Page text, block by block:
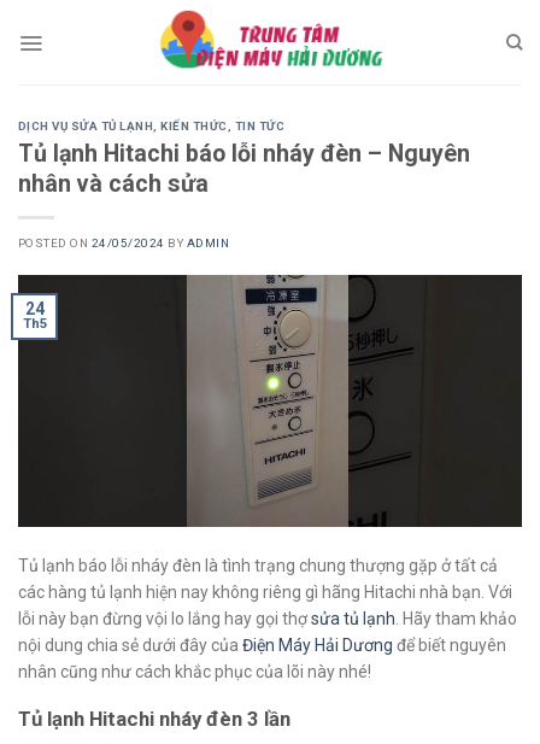
DỊCH VỤ SỬA TỦ LẠNH ,KIẾN THỨC TIN TỨC
Tủ lạnh Hitachi báo lỗi nháy đèn – Nguyên
nhân và cách sửa
POSTED ON 24/05/2024 BY ADMIN
24
Th5
Tủ lạnh báo lỗi nháy đèn là tình trạng chung thượng gặp ở tất cả
các hàng tủ lạnh hiện nay không riêng gì hãng Hitachi nhà bạn. Với
lỗi này bạn đừng vội lo lắng hay gọi thợsửa tủ lạnh . Hãy tham khảo
nội dung chia sẻ dưới đây của Điện Máy Hải Dương để biết nguyên
nhân cũng như cách khắc phục của lõi này nhé!
Tủ lạnh Hitachi nháy đèn 3 lần